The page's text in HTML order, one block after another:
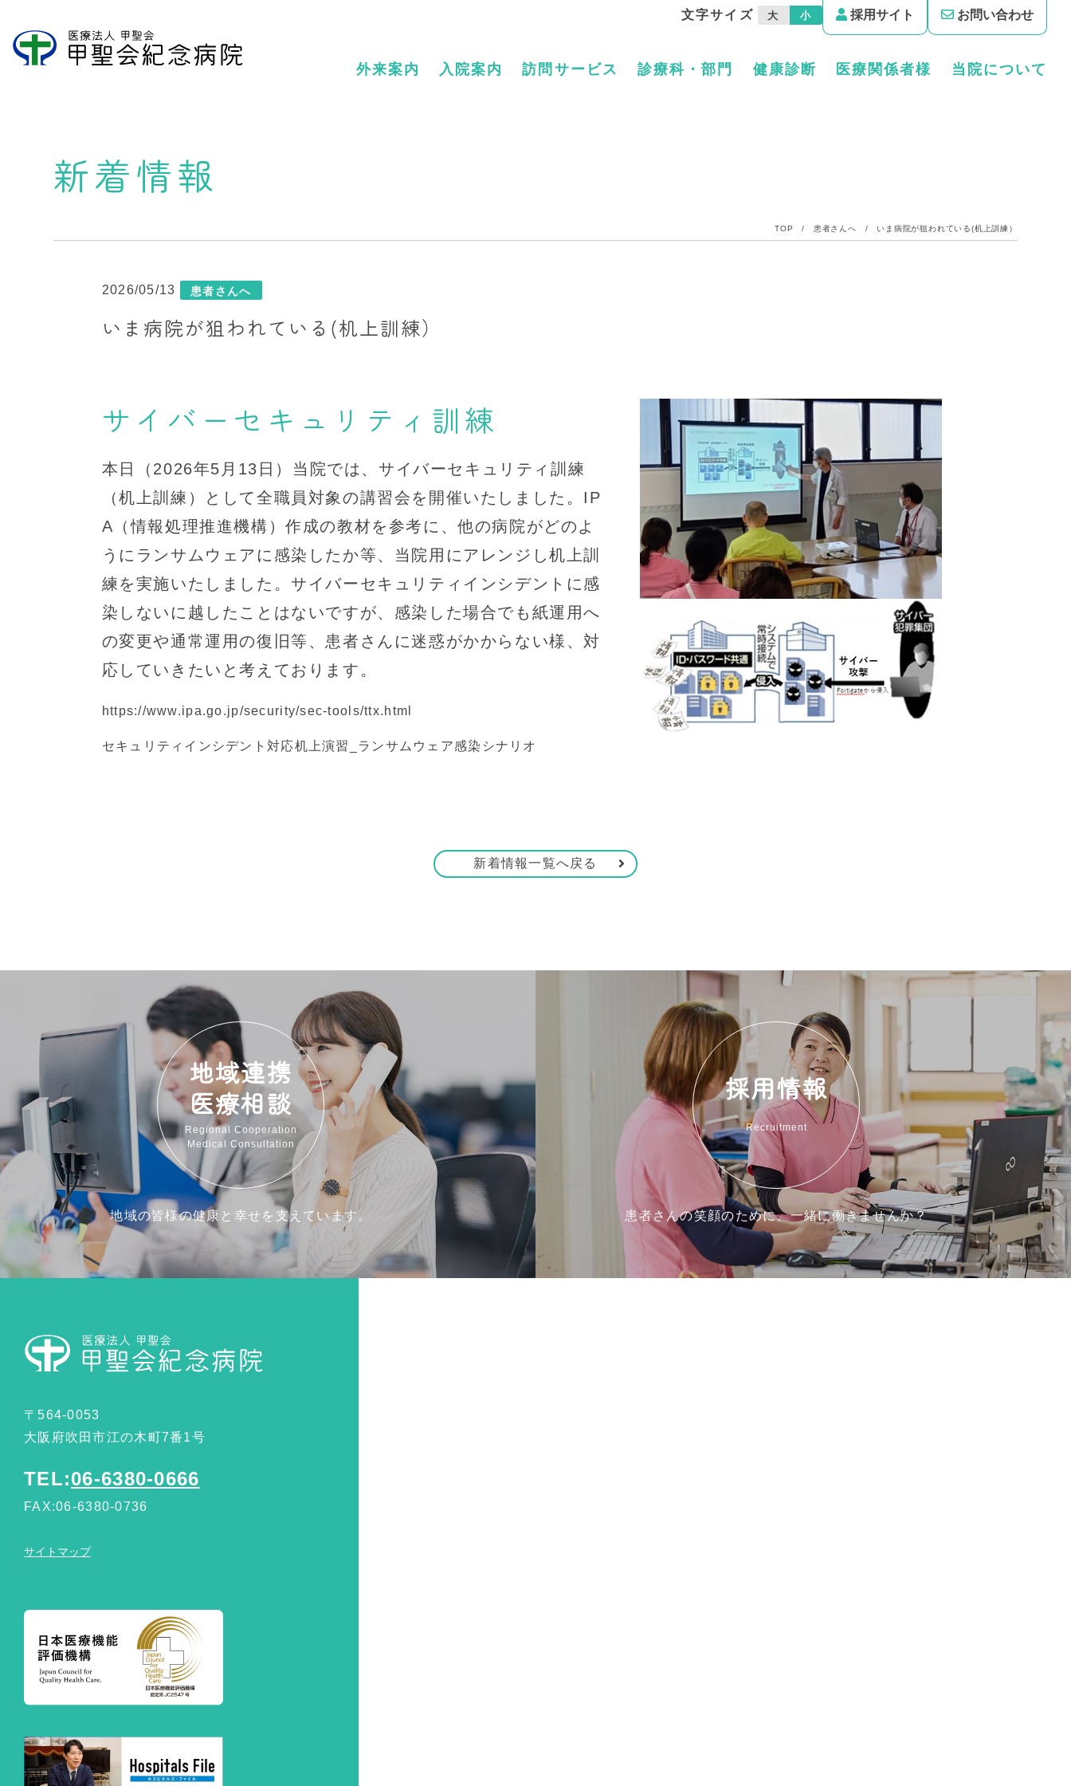
外来案内 入院案内 訪問サービス 診療科・部門 健康診断 医療関係者様 当院について
文字サイズ 大 小 採用サイト お問い合わせ
新着情報
TOP / 患者さんへ /いま病院が狙われている(机上訓練）
2026/05/13 患者さんへ
いま病院が狙われている(机上訓練）
サイバーセキュリティ訓練
本日（2026年5月13日）当院では、サイバーセキュリティ訓練
（机上訓練）として全職員対象の講習会を開催いたしました。IP
A（情報処理推進機構）作成の教材を参考に、他の病院がどのよ
うにランサムウェアに感染したか等、当院用にアレンジし机上訓
練を実施いたしました。サイバーセキュリティインシデントに感
染しないに越したことはないですが、感染した場合でも紙運用へ
の変更や通常運用の復旧等、患者さんに迷惑がかからない様、対
応していきたいと考えております。
https://www.ipa.go.jp/security/sec-tools/ttx.html
セキュリティインシデント対応机上演習_ランサムウェア感染シナリオ
新着情報一覧へ戻る
地域連携
医療相談
Regional Cooperation
Medical Consultation
地域の皆様の健康と幸せを支えています。
採用情報
Recruitment
患者さんの笑顔のために、一緒に働きませんか？
〒564-0053
大阪府吹田市江の木町7番1号
TEL:06-6380-0666
FAX:06-6380-0736
サイトマップ